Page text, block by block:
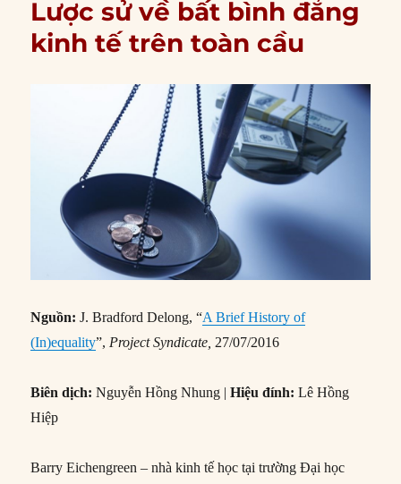
Lược sử về bất bình đẳng
kinh tế trên toàn cầu
Nguồn:J. Bradford Delong, “A Brief History of
(In)equality”, Project Syndicate, 27/07/2016
Biên dịch:Nguyễn Hồng Nhung |Hiệu đính:Lê Hồng
Hiệp
Barry Eichengreen – nhà kinh tế học tại trường Đại học